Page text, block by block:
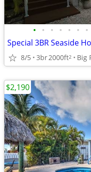
• • • • • • •
Special 3BR Seaside
8/5 3br2000ft2 Big
$2,190